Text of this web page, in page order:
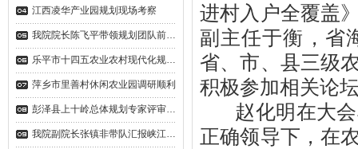
江西凌华产业园规划现场考察
我院院长陈飞平带领规划团队前…
乐平市十四五农业农村现代化规…
萍乡市里善村休闲农业园调研顺利
彭泽县上十岭总体规划专家评审…
我院副院长张镇非带队汇报峡江…
进村入户全覆盖
副主任于衡，省
省、市、县三级
积极参加相关论
赵化明在大会
正确领导下，在